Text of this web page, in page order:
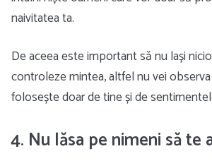
naivitatea ta.
De aceea este important să nu lași
controleze mintea, altfel nu vei
folosește doar de tine și de
4. Nu lăsa pe nimeni să te